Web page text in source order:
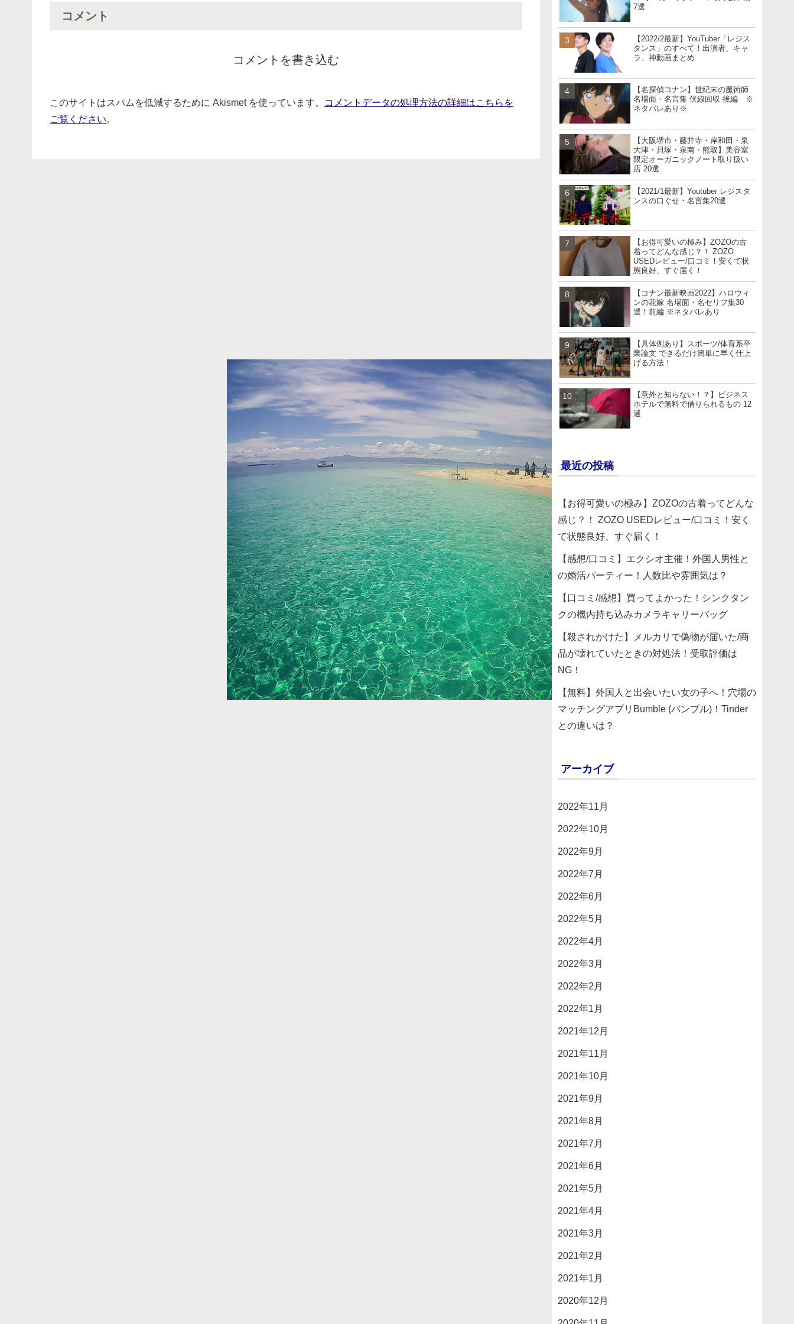
コメント
コメントを書き込む
このサイトはスパムを低減するために Akismet を使っています。
コメントデータの処理方法の詳細はこちらを
ご覧ください。
7選
【2022/2最新】YouTuber「レジス
タンス」のすべて！出演者、キャ
ラ、神動画まとめ
【名探偵コナン】世紀末の魔術師
名場面・名言集 伏線回収 後編 ※
ネタバレあり※
【大阪堺市・藤井寺・岸和田・泉
大津・貝塚・泉南・熊取】美容室
限定オーガニックノート取り扱い
店 20選
【2021/1最新】Youtuber レジスタ
ンスの口ぐせ・名言集20選
【お得可愛いの極み】ZOZOの古
着ってどんな感じ？！ ZOZO
USEDレビュー/口コミ！安くて状
態良好、すぐ届く！
【コナン最新映画2022】ハロウィ
ンの花嫁 名場面・名セリフ集30
選！前編 ※ネタバレあり
【具体例あり】スポーツ/体育系卒
業論文 できるだけ簡単に早く仕上
げる方法！
【意外と知らない！？】ビジネス
ホテルで無料で借りられるもの 12
選
最近の投稿
【お得可愛いの極み】ZOZOの古着ってどんな
感じ？！ ZOZO USEDレビュー/口コミ！安く
て状態良好、すぐ届く！
【感想/口コミ】エクシオ主催！外国人男性と
の婚活パーティー！人数比や雰囲気は？
【口コミ/感想】買ってよかった！シンクタン
クの機内持ち込みカメラキャリーバッグ
【殺されかけた】メルカリで偽物が届いた/商
品が壊れていたときの対処法！受取評価は
NG！
【無料】外国人と出会いたい女の子へ！穴場の
マッチングアプリBumble (バンブル)！Tinder
との違いは？
アーカイブ
2022年11月
2022年10月
2022年9月
2022年7月
2022年6月
2022年5月
2022年4月
2022年3月
2022年2月
2022年1月
2021年12月
2021年11月
2021年10月
2021年9月
2021年8月
2021年7月
2021年6月
2021年5月
2021年4月
2021年3月
2021年2月
2021年1月
2020年12月